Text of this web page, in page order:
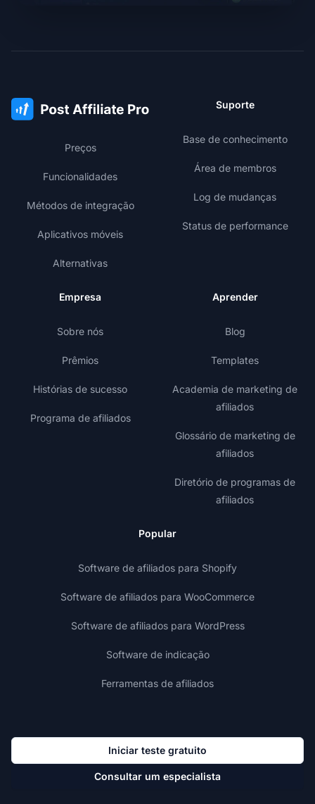
Preços
Funcionalidades
Métodos de integração
Aplicativos móveis
Alternativas
Suporte
Base de conhecimento
Área de membros
Log de mudanças
Status de performance
Empresa
Sobre nós
Prêmios
Histórias de sucesso
Programa de afiliados
Aprender
Blog
Templates
Academia de marketing de
afiliados
Glossário de marketing de
afiliados
Diretório de programas de
afiliados
Popular
Software de afiliados para Shopify
Software de afiliados para WooCommerce
Software de afiliados para WordPress
Software de indicação
Ferramentas de afiliados
Iniciar teste gratuito
Consultar um especialista